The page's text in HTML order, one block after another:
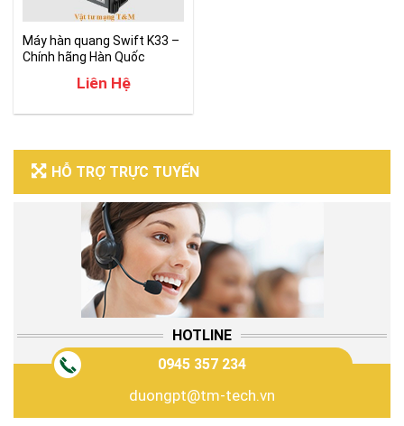
HỖ TRỢ TRỰC TUYẾN
HOTLINE
0945 357 234
duongpt@tm-tech.vn
Máy hàn quang Swift K33 –
Chính hãng Hàn Quốc
Liên Hệ